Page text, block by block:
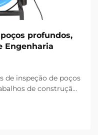
profundos,
Engenharia
de inspeção de poços
de construção
a superfície que